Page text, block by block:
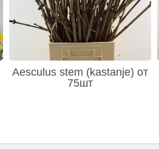
Aesculus stem (kastanje) от
75шт